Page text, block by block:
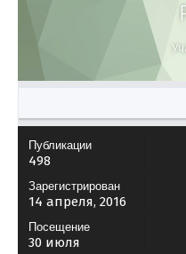
Публикации
498
Зарегистрирован
14 апреля, 2016
Посещение
30 июля